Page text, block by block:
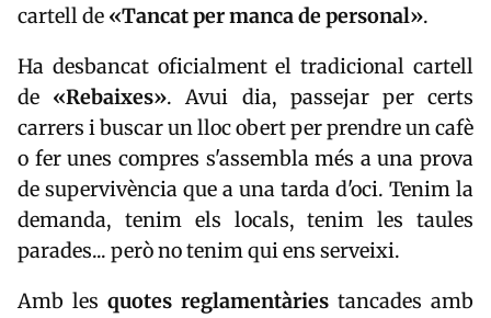
cartell de «Tancat per manca de personal».
Ha desbancat oficialment el tradicional cartell
de «Rebaixes». Avui dia, passejar per certs
carrers i buscar un lloc obert per prendre un cafè
o fer unes compres s'assembla més a una prova
de supervivència que a una tarda d'oci. Tenim la
demanda, tenim els locals, tenim les taules
parades... però no tenim qui ens serveixi.
Amb les quotes reglamentàries tancades amb